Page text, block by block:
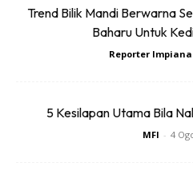
Sebaiknya beli perabot yang
Trend Bilik Mandi Berwarna
Baharu Untuk
Reporter Impiana
5 Kesilapan Utama Bila
MFI - 4